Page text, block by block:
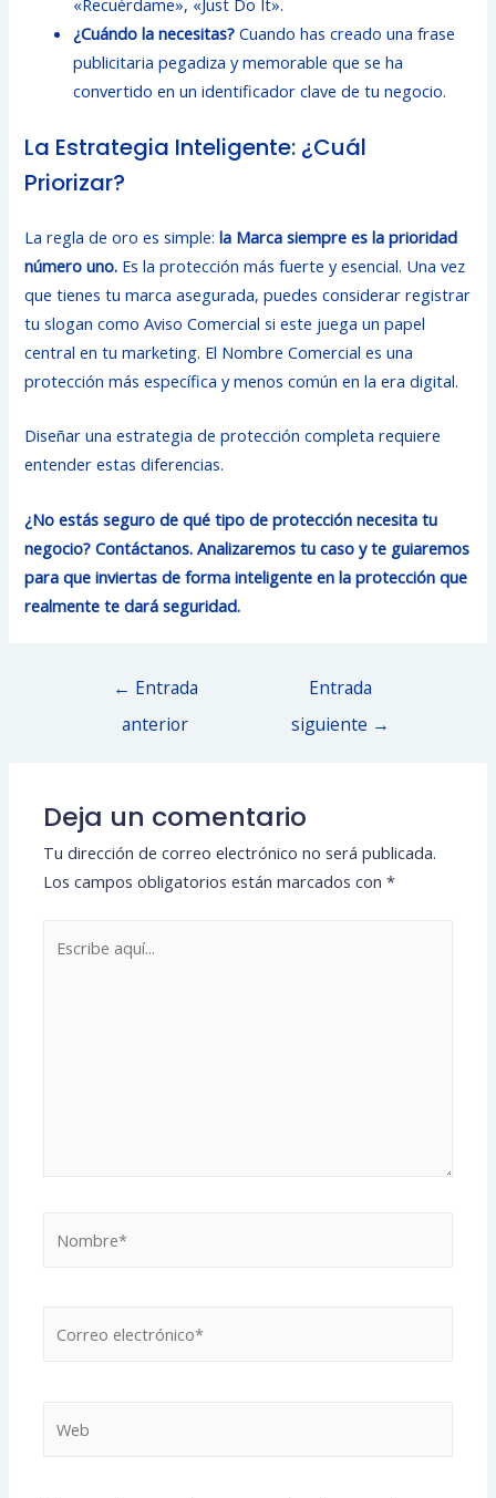
«Recuérdame», «Just Do It».
¿Cuándo la necesitas? Cuando has creado una frase
publicitaria pegadiza y memorable que se ha
convertido en un identificador clave de tu negocio.
La Estrategia Inteligente: ¿Cuál
Priorizar?
La regla de oro es simple:la Marca siempre es la prioridad
número uno. Es la protección más fuerte y esencial. Una vez
que tienes tu marca asegurada, puedes considerar registrar
tu slogan como Aviso Comercial si este juega un papel
central en tu marketing. El Nombre Comercial es una
protección más específica y menos común en la era digital.
Diseñar una estrategia de protección completa requiere
entender estas diferencias.
¿No estás seguro de qué tipo de protección necesita tu
negocio? Contáctanos. Analizaremos tu caso y te guiaremos
para que inviertas de forma inteligente en la protección que
realmente te dará seguridad.
Navegación
← Entrada
anterior
Entrada
siguiente →
Deja un comentario
Tu dirección de correo electrónico no será publicada.
Los campos obligatorios están marcados con*